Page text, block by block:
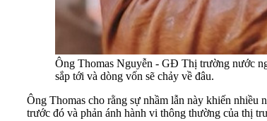
Ông Thomas Nguyễn - GĐ Thị trường nước
sắp tới và dòng vốn sẽ chảy về đâu.
Ông Thomas cho rằng sự nhầm lẫn này khiến nhiều
trước đó và phản ánh hành vi thông thường của thị